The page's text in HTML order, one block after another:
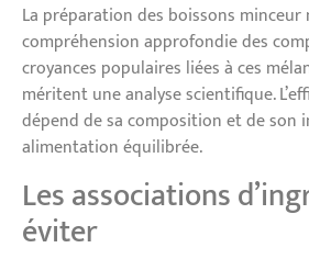
La préparation des boissons minceur
compréhension approfondie des
croyances populaires liées à ces
méritent une analyse scientifique.
dépend de sa composition et de son
alimentation équilibrée.
Les associations
éviter